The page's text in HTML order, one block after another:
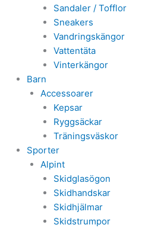
Sandaler / Tofflor
Sneakers
Vandringskängor
Vattentäta
Vinterkängor
Barn
Accessoarer
Kepsar
Ryggsäckar
Träningsväskor
Sporter
Alpint
Skidglasögon
Skidhandskar
Skidhjälmar
Skidstrumpor